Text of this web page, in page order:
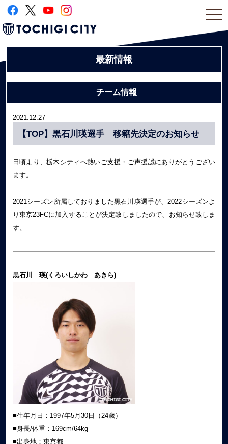
最新情報
チーム情報
2021.12.27
【TOP】黒石川瑛選手 移籍先決定のお知らせ
日頃より、栃木シティへ熱いご支援・ご声援誠にありがとうござい
ます。
2021シーズン所属しておりました黒石川瑛選手が、2022シーズンよ
り東京23FCに加入することが決定致しましたので、お知らせ致しま
す。
黒石川 瑛(くろいしかわ あきら)
■生年月日：1997年5月30日（24歳）
■身長/体重：169cm/64kg
■出身地：東京都